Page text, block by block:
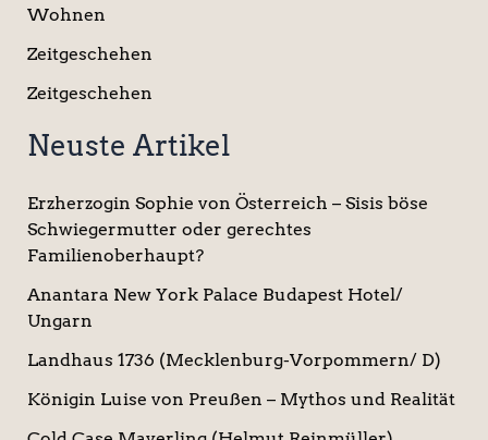
Wohnen
Zeitgeschehen
Zeitgeschehen
Neuste Artikel
Erzherzogin Sophie von Österreich – Sisis böse
Schwiegermutter oder gerechtes
Familienoberhaupt?
Anantara New York Palace Budapest Hotel/
Ungarn
Landhaus 1736 (Mecklenburg-Vorpommern/ D)
Königin Luise von Preußen – Mythos und Realität